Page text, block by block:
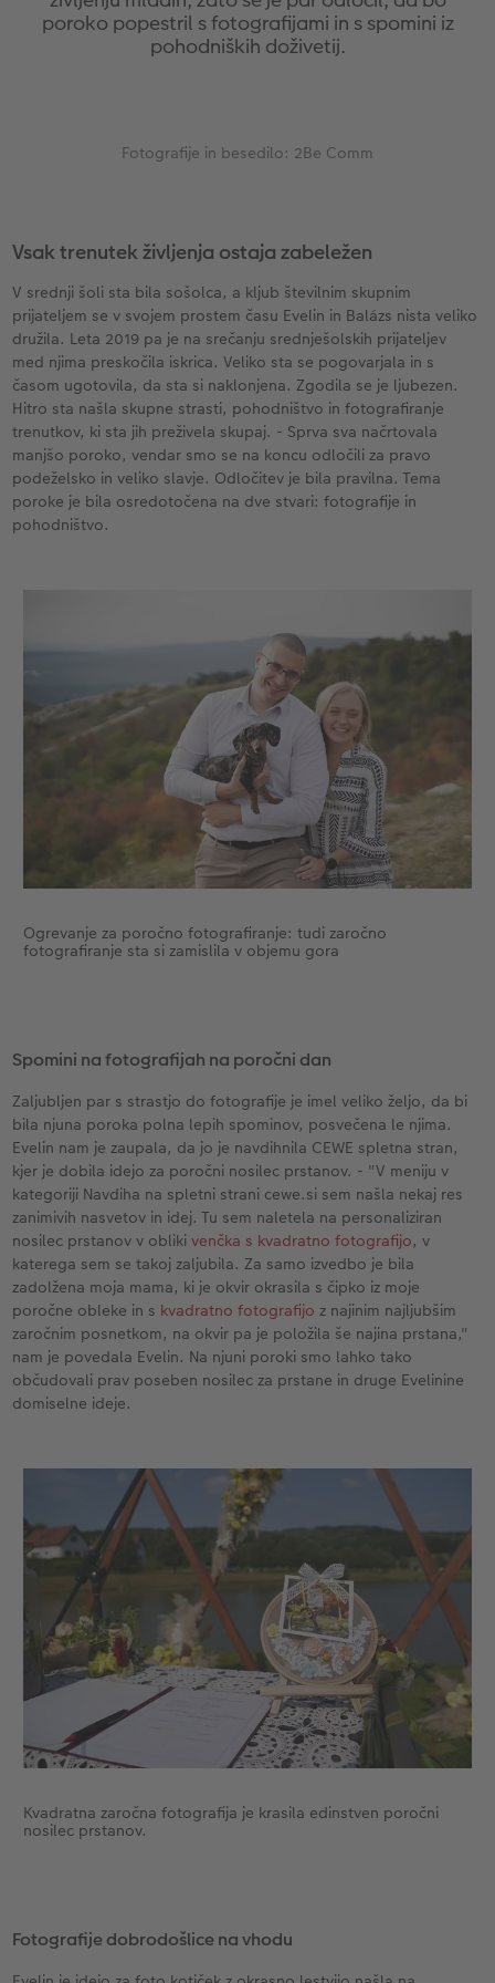
Vzorčne fotoknjige strank
Deluje takole
Zbirka Art Collection
Nature fotografije
Velikost fotografije
Art fotografije
Paketi fotografij
Fotonalepke
CEWE TAKOJŠNJI NATIS FOTOGRAFIJ
Takojšnja nalepka
Fotografija na aluminiju, direkten natis
Galerijski tisk
Poročna tabla dobrodošlice
Fotografija na lesu
Večdelna dekoracija sten
Foto kolaži
Fototrak
Voščilnice
Svet hišnih ljubljenčkov
Darilne fotoskatle
Fotokoledarji
Otroška CEWE FOTOKNJIGA
Ideje za unikatna darila
Ideje za darila za vaše najdražje
Poroka
poroko popestril s fotografijami in s spomini iz
pohodniških doživetij.
Fotografije in besedilo: 2Be Comm
Vsak trenutek življenja ostaja zabeležen
V srednji šoli sta bila sošolca, a kljub številnim skupnim
prijateljem se v svojem prostem času Evelin in Balázs nista veliko
družila. Leta 2019 pa je na srečanju srednješolskih prijateljev
med njima preskočila iskrica. Veliko sta se pogovarjala in s
časom ugotovila, da sta si naklonjena. Zgodila se je ljubezen.
Hitro sta našla skupne strasti, pohodništvo in fotografiranje
trenutkov, ki sta jih preživela skupaj. - Sprva sva načrtovala
manjšo poroko, vendar smo se na koncu odločili za pravo
podeželsko in veliko slavje. Odločitev je bila pravilna. Tema
poroke je bila osredotočena na dve stvari: fotografije in
pohodništvo.
Ogrevanje za poročno fotografiranje: tudi zaročno
fotografiranje sta si zamislila v objemu gora
Spomini na fotografijah na poročni dan
Zaljubljen par s strastjo do fotografije je imel veliko željo, da bi
bila njuna poroka polna lepih spominov, posvečena le njima.
Evelin nam je zaupala, da jo je navdihnila CEWE spletna stran,
kjer je dobila idejo za poročni nosilec prstanov. - "V meniju v
kategoriji Navdiha na spletni strani cewe.si sem našla nekaj res
zanimivih nasvetov in idej. Tu sem naletela na personaliziran
nosilec prstanov v oblikivenčka s kvadratno fotografijo, v
katerega sem se takoj zaljubila. Za samo izvedbo je bila
zadolžena moja mama, ki je okvir okrasila s čipko iz moje
poročne obleke in s kvadratno fotografijo z najinim najljubšim
zaročnim posnetkom, na okvir pa je položila še najina prstana,"
nam je povedala Evelin. Na njuni poroki smo lahko tako
občudovali prav poseben nosilec za prstane in druge Evelinine
domiselne ideje.
Kvadratna zaročna fotografija je krasila edinstven poročni
nosilec prstanov.
Fotografije dobrodošlice na vhodu